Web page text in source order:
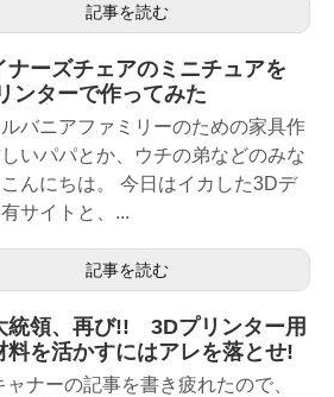
記事を読む
ナーズチェアのミニチュアを
ンターで作ってみた
バニアファミリーのための家具作
いパパとか、ウチの弟などのみな
んにちは。 今日はイカした3Dデ
サイトと、...
記事を読む
統領、再び!! 3Dプリンター用
料を活かすにはアレを落とせ!
ャナーの記事を書き疲れたので、